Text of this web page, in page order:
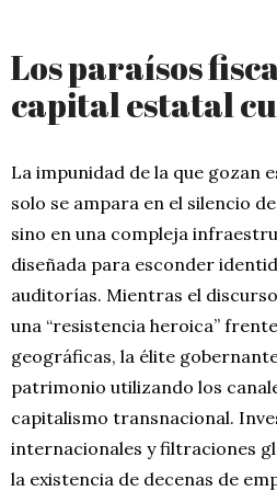
Los paraísos
capital estatal
La impunidad de la que gozan
solo se ampara en el silencio
sino en una compleja
diseñada para esconder
auditorías. Mientras el
una “resistencia heroica”
geográficas, la élite
patrimonio utilizando los
capitalismo transnacional.
internacionales y filtraciones
la existencia de decenas de